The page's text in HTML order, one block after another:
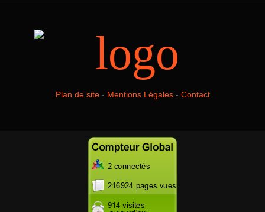
Plan de site- Mentions Légales- Contact